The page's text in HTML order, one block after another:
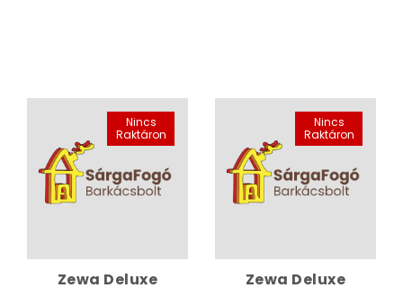
Nincs
Raktáron
Zewa Deluxe
Nincs
Raktáron
Zewa Deluxe